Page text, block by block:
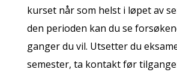
kurset når som helst i løpet av
den perioden kan du se
ganger du vil. Utsetter du
semester, ta kontakt før